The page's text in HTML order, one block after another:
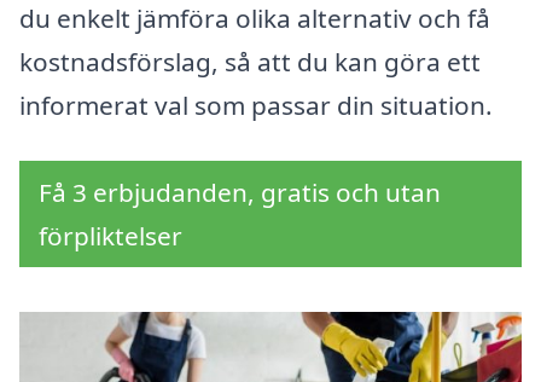
du enkelt jämföra olika alternativ och få
kostnadsförslag, så att du kan göra ett
informerat val som passar din situation.
Få 3 erbjudanden, gratis och utan
förpliktelser